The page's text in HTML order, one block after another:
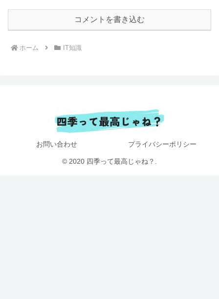
コメントを書き込む
ホーム IT知識
お問い合わせ プライバシーポリシー
© 2020 四季って最高じゃね？.